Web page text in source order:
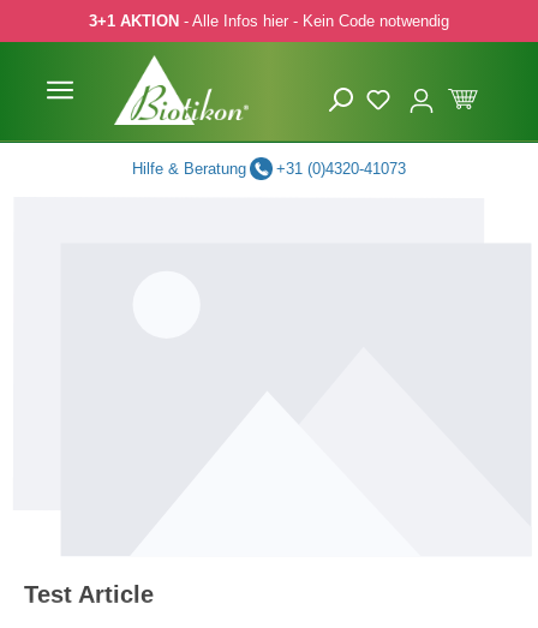
Hauptinhalt springen
Zur Suche springen
Zur Hauptnavigation springen
3+1 AKTION - Alle Infos hier - Kein Code notwendig
Hilfe & Beratung +31 (0)4320-41073
Test Article